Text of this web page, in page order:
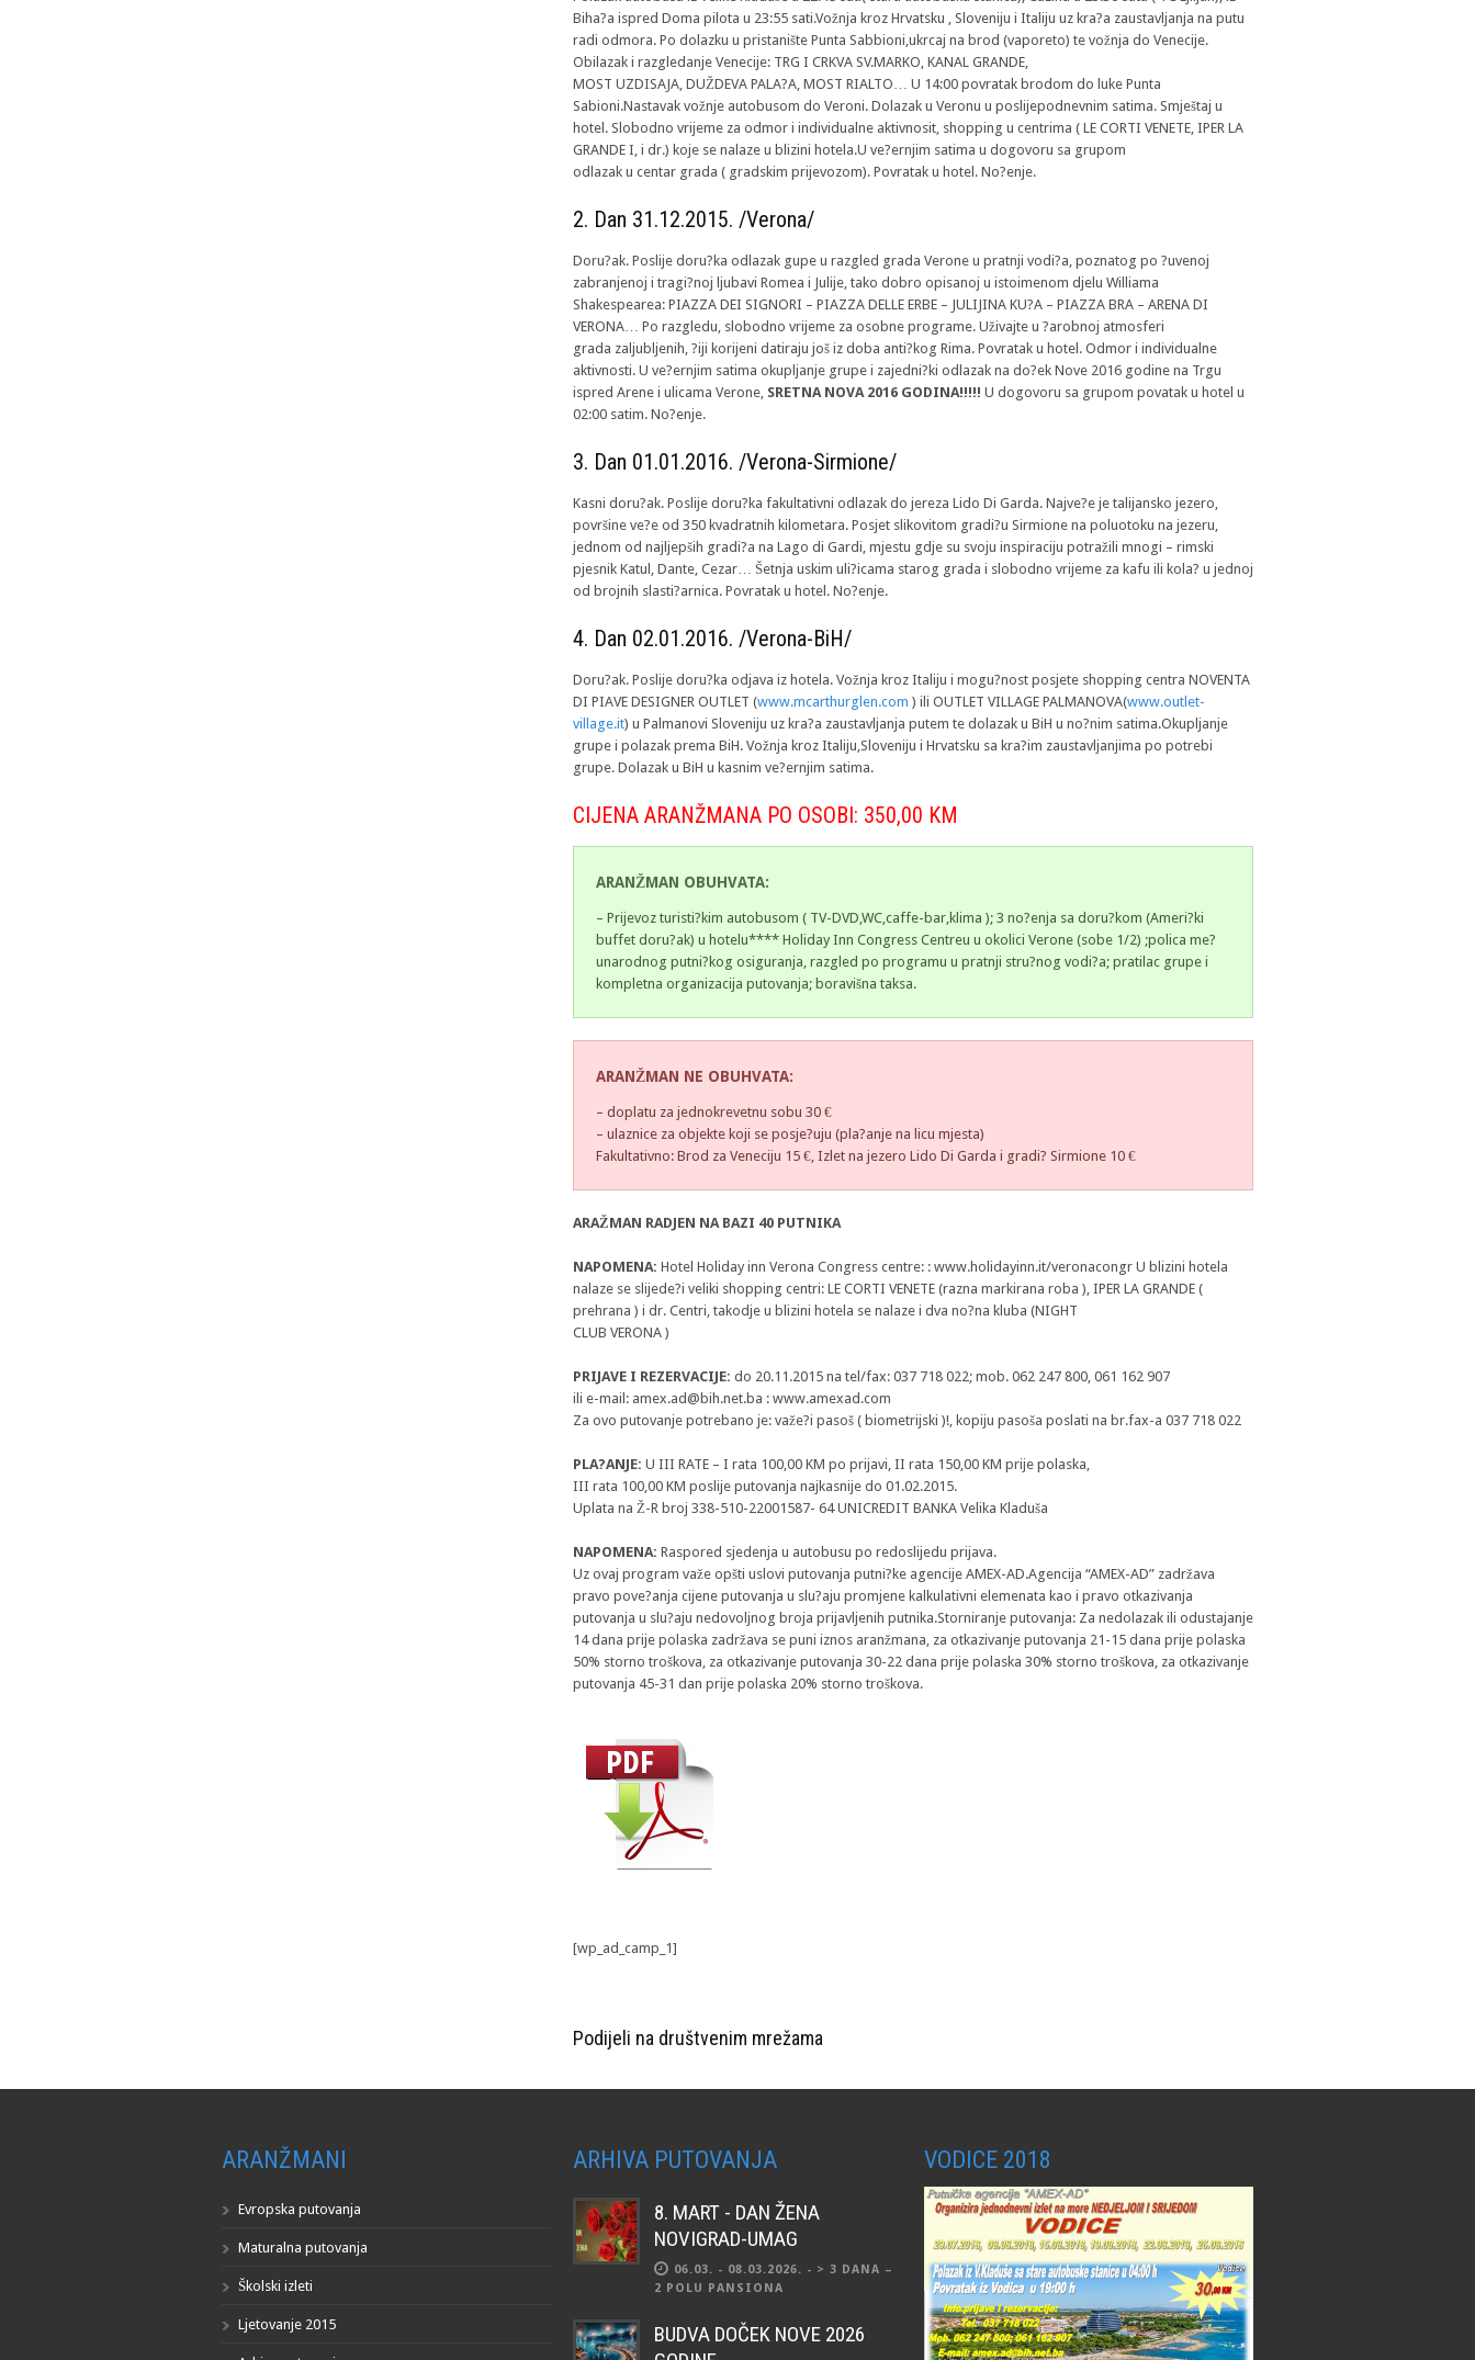
Biha?a ispred Doma pilota u 23:55 sati.Vožnja kroz Hrvatsku , Sloveniju i Italiju uz kra?a zaustavljanja na putu
radi odmora. Po dolazku u pristanište Punta Sabbioni,ukrcaj na brod (vaporeto) te vožnja do Venecije.
Obilazak i razgledanje Venecije: TRG I CRKVA SV.MARKO, KANAL GRANDE,
MOST UZDISAJA, DUŽDEVA PALA?A, MOST RIALTO… U 14:00 povratak brodom do luke Punta
Sabioni.Nastavak vožnje autobusom do Veroni. Dolazak u Veronu u poslijepodnevnim satima. Smještaj u
hotel. Slobodno vrijeme za odmor i individualne aktivnosit, shopping u centrima ( LE CORTI VENETE, IPER LA
GRANDE I, i dr.) koje se nalaze u blizini hotela.U ve?ernjim satima u dogovoru sa grupom
odlazak u centar grada ( gradskim prijevozom). Povratak u hotel. No?enje.
2. Dan 31.12.2015. /Verona/
Doru?ak. Poslije doru?ka odlazak gupe u razgled grada Verone u pratnji vodi?a, poznatog po ?uvenoj
zabranjenoj i tragi?noj ljubavi Romea i Julije, tako dobro opisanoj u istoimenom djelu Williama
Shakespearea: PIAZZA DEI SIGNORI – PIAZZA DELLE ERBE – JULIJINA KU?A – PIAZZA BRA – ARENA DI
VERONA… Po razgledu, slobodno vrijeme za osobne programe. Uživajte u ?arobnoj atmosferi
grada zaljubljenih, ?iji korijeni datiraju još iz doba anti?kog Rima. Povratak u hotel. Odmor i individualne
aktivnosti. U ve?ernjim satima okupljanje grupe i zajedni?ki odlazak na do?ek Nove 2016 godine na Trgu
ispred Arene i ulicama Verone, SRETNA NOVA 2016 GODINA!!!!! U dogovoru sa grupom povatak u hotel u
02:00 satim. No?enje.
3. Dan 01.01.2016. /Verona-Sirmione/
Kasni doru?ak. Poslije doru?ka fakultativni odlazak do jereza Lido Di Garda. Najve?e je talijansko jezero,
površine ve?e od 350 kvadratnih kilometara. Posjet slikovitom gradi?u Sirmione na poluotoku na jezeru,
jednom od najljepših gradi?a na Lago di Gardi, mjestu gdje su svoju inspiraciju potražili mnogi – rimski
pjesnik Katul, Dante, Cezar… Šetnja uskim uli?icama starog grada i slobodno vrijeme za kafu ili kola? u jednoj
od brojnih slasti?arnica. Povratak u hotel. No?enje.
4. Dan 02.01.2016. /Verona-BiH/
Doru?ak. Poslije doru?ka odjava iz hotela. Vožnja kroz Italiju i mogu?nost posjete shopping centra NOVENTA
DI PIAVE DESIGNER OUTLET (www.mcarthurglen.com ) ili OUTLET VILLAGE PALMANOVA(www.outlet-
village.it) u Palmanovi Sloveniju uz kra?a zaustavljanja putem te dolazak u BiH u no?nim satima.Okupljanje
grupe i polazak prema BiH. Vožnja kroz Italiju,Sloveniju i Hrvatsku sa kra?im zaustavljanjima po potrebi
grupe. Dolazak u BiH u kasnim ve?ernjim satima.
CIJENA ARANŽMANA PO OSOBI: 350,00 KM
ARANŽMAN OBUHVATA:
– Prijevoz turisti?kim autobusom ( TV-DVD,WC,caffe-bar,klima ); 3 no?enja sa doru?kom (Ameri?ki
buffet doru?ak) u hotelu**** Holiday Inn Congress Centreu u okolici Verone (sobe 1/2) ;polica me?
unarodnog putni?kog osiguranja, razgled po programu u pratnji stru?nog vodi?a; pratilac grupe i
kompletna organizacija putovanja; boravišna taksa.
ARANŽMAN NE OBUHVATA:
– doplatu za jednokrevetnu sobu 30 €
– ulaznice za objekte koji se posje?uju (pla?anje na licu mjesta)
Fakultativno: Brod za Veneciju 15 €, Izlet na jezero Lido Di Garda i gradi? Sirmione 10 €
ARAŽMAN RADJEN NA BAZI 40 PUTNIKA
NAPOMENA: Hotel Holiday inn Verona Congress centre: : www.holidayinn.it/veronacongr U blizini hotela
nalaze se slijede?i veliki shopping centri: LE CORTI VENETE (razna markirana roba ), IPER LA GRANDE (
prehrana ) i dr. Centri, takodje u blizini hotela se nalaze i dva no?na kluba (NIGHT
CLUB VERONA )
PRIJAVE I REZERVACIJE: do 20.11.2015 na tel/fax: 037 718 022; mob. 062 247 800, 061 162 907
ili e-mail: amex.ad@bih.net.ba : www.amexad.com
Za ovo putovanje potrebano je: važe?i pasoš ( biometrijski )!, kopiju pasoša poslati na br.fax-a 037 718 022
PLA?ANJE: U III RATE – I rata 100,00 KM po prijavi, II rata 150,00 KM prije polaska,
III rata 100,00 KM poslije putovanja najkasnije do 01.02.2015.
Uplata na Ž-R broj 338-510-22001587- 64 UNICREDIT BANKA Velika Kladuša
NAPOMENA: Raspored sjedenja u autobusu po redoslijedu prijava.
Uz ovaj program važe opšti uslovi putovanja putni?ke agencije AMEX-AD.Agencija “AMEX-AD” zadržava
pravo pove?anja cijene putovanja u slu?aju promjene kalkulativni elemenata kao i pravo otkazivanja
putovanja u slu?aju nedovoljnog broja prijavljenih putnika.Storniranje putovanja: Za nedolazak ili odustajanje
14 dana prije polaska zadržava se puni iznos aranžmana, za otkazivanje putovanja 21-15 dana prije polaska
50% storno troškova, za otkazivanje putovanja 30-22 dana prije polaska 30% storno troškova, za otkazivanje
putovanja 45-31 dan prije polaska 20% storno troškova.
[wp_ad_camp_1]
Podijeli na društvenim mrežama
ARANŽMANI
Evropska putovanja
Maturalna putovanja
Školski izleti
Ljetovanje 2015
ARHIVA PUTOVANJA
8. MART - DAN ŽENA
NOVIGRAD-UMAG
06.03. - 08.03.2026. - > 3 DANA –
2 POLU PANSIONA
BUDVA DOČEK NOVE 2026
VODICE 2018